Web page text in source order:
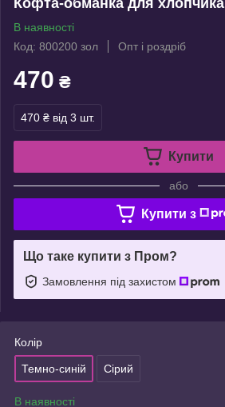
В наявності
Код: 800200 зол
Опт і роздріб
470 ₴
470 ₴ від 3 шт.
Купити
або
Купити з
Що таке купити з Пром?
Замовлення під захистом
Колір
Темно-синій Сірий
В наявності